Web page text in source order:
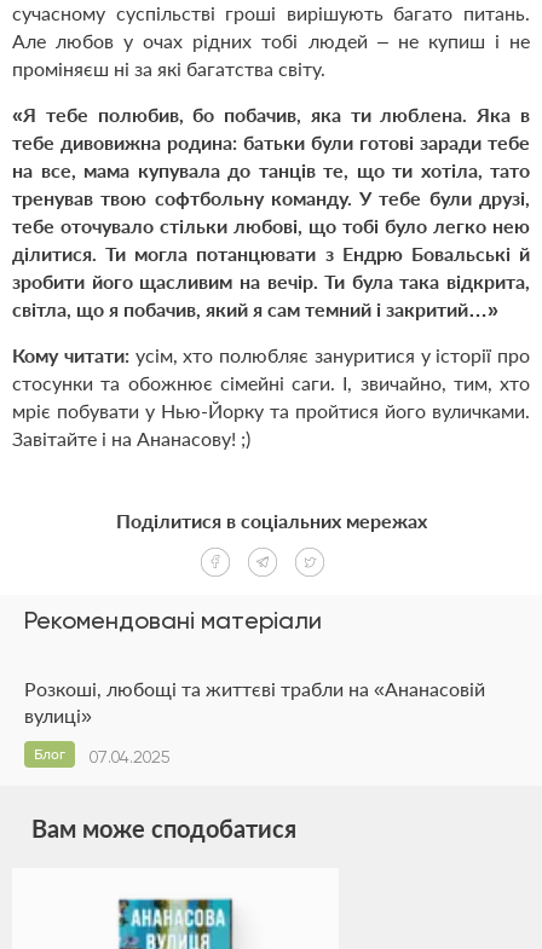
сучасному суспільстві гроші вирішують багато питань.
Але любов у очах рідних тобі людей – не купиш і не
проміняєш ні за які багатства світу.
«Я тебе полюбив, бо побачив, яка ти люблена. Яка в
тебе дивовижна родина: батьки були готові заради тебе
на все, мама купувала до танців те, що ти хотіла, тато
тренував твою софтбольну команду. У тебе були друзі,
тебе оточувало стільки любові, що тобі було легко нею
ділитися. Ти могла потанцювати з Ендрю Бовальські й
зробити його щасливим на вечір. Ти була така відкрита,
світла, що я побачив, який я сам темний і закритий…»
Кому читати: усім, хто полюбляє зануритися у історії про
стосунки та обожнює сімейні саги. І, звичайно, тим, хто
мріє побувати у Нью-Йорку та пройтися його вуличками.
Завітайте і на Ананасову! ;)
Рекомендовані матеріали
Розкоші, любощі та життєві трабли на «Ананасовій
вулиці»
07.04.2025
Блог
Поділитися в соціальних мережах
Вам може сподобатися